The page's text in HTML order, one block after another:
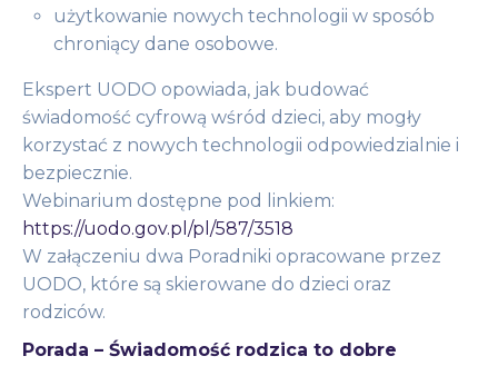
użytkowanie nowych technologii w sposób
chroniący dane osobowe.
Ekspert UODO opowiada, jak budować
świadomość cyfrową wśród dzieci, aby mogły
korzystać z nowych technologii odpowiedzialnie i
bezpiecznie.
Webinarium dostępne pod linkiem:
https://uodo.gov.pl/pl/587/3518
W załączeniu dwa Poradniki opracowane przez
UODO, które są skierowane do dzieci oraz
rodziców.
Porada – Świadomość rodzica to dobre